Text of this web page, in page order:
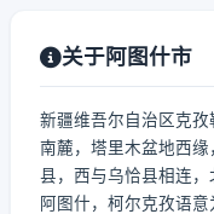
关于阿图什市
新疆维吾尔自治区克
南麓，塔里木盆地西
县，西与乌恰县相连，
阿图什，柯尔克孜语